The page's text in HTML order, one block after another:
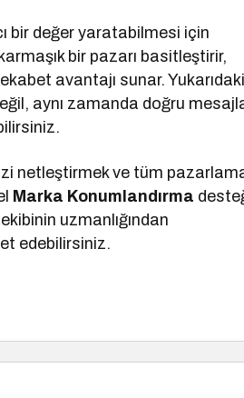
bir değer yaratabilmesi için
bir pazarı basitleştirir,
avantajı sunar. Yukarıdaki
aynı zamanda doğru
netleştirmek ve tüm
Marka Konumlandırma
ekibinin uzmanlığından
edebilirsiniz.